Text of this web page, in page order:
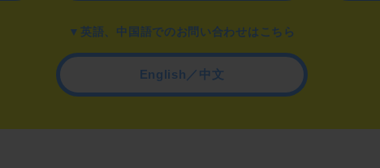
▼英語、中国語でのお問い合わせはこちら
English／中文